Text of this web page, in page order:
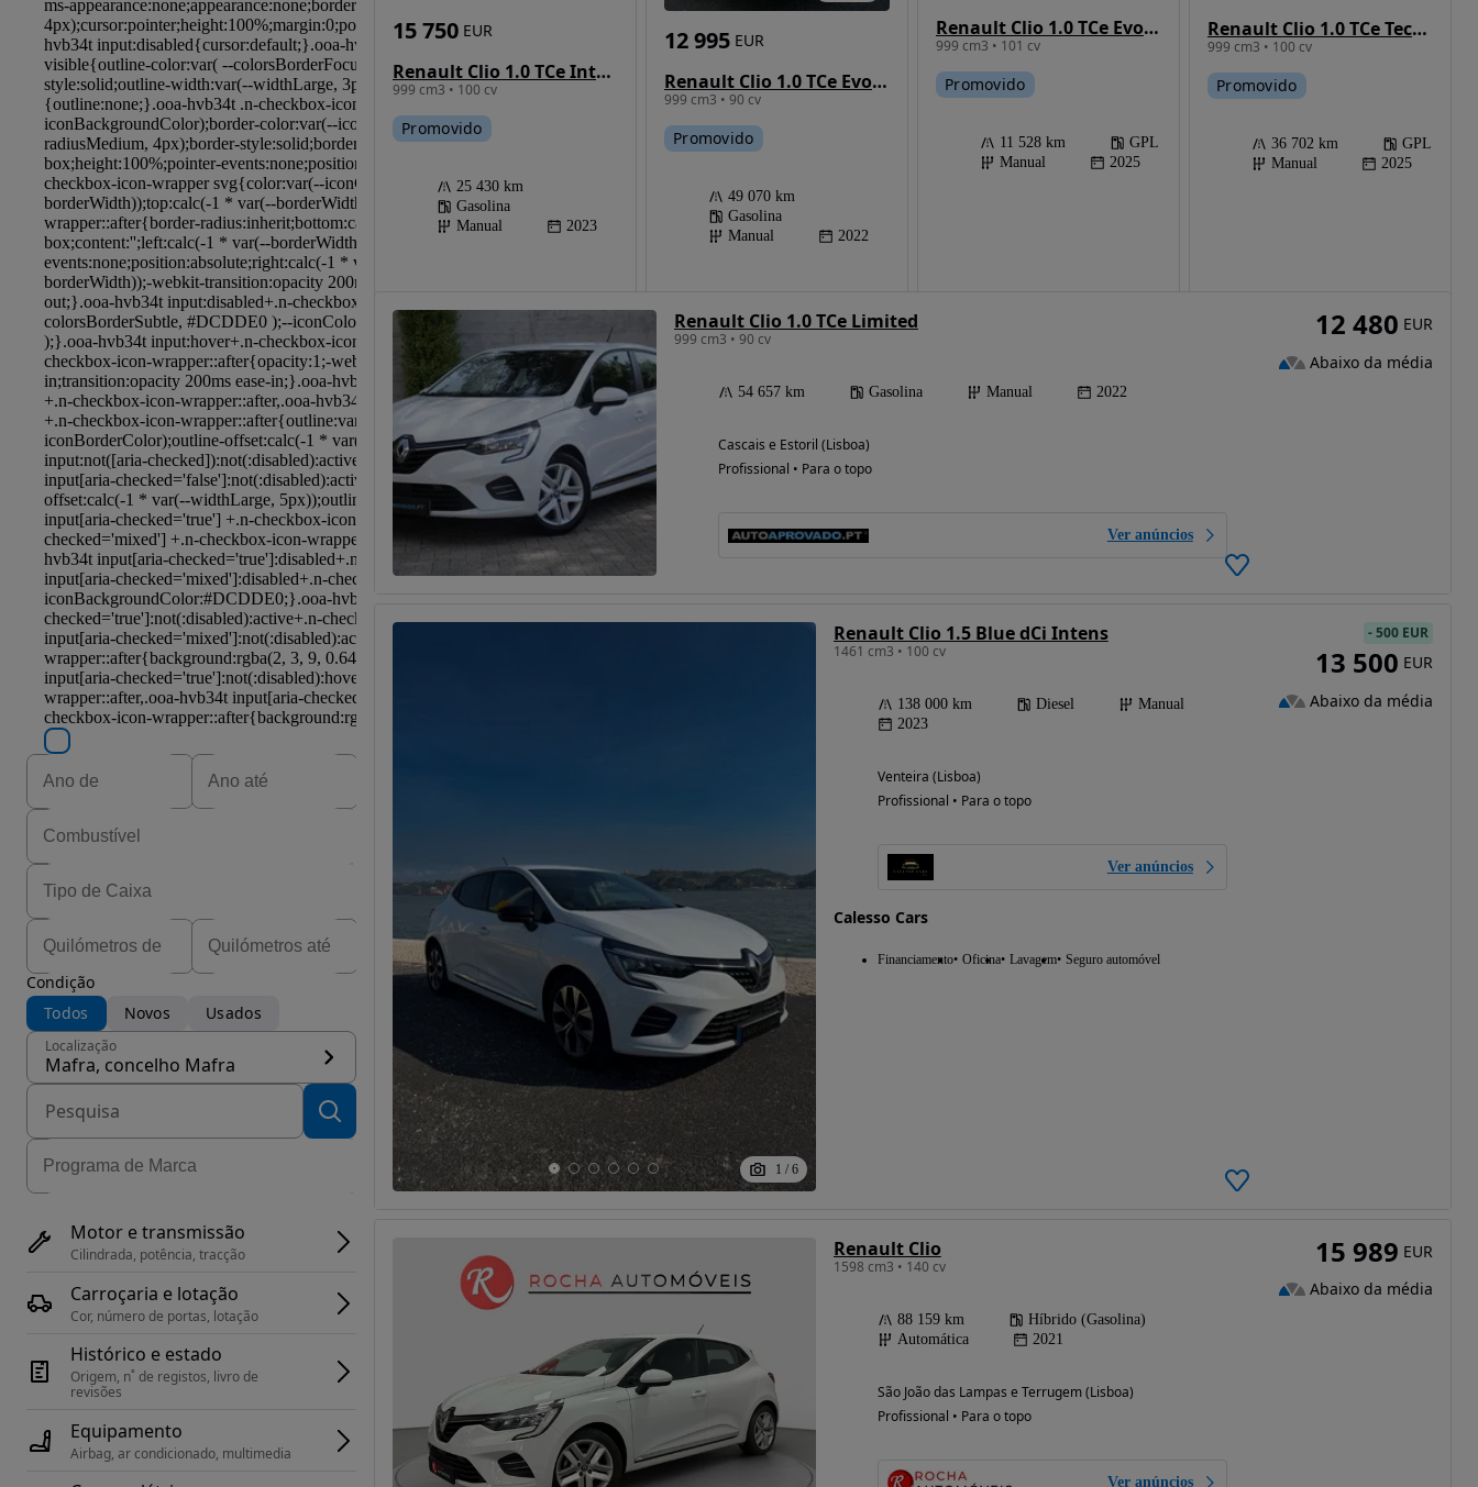
Condição
Todos
Novos Usados
Localização
Mafra, concelho Mafra
Motor e transmissão
Cilindrada, potência, tracção
Carroçaria e lotação
Cor, número de portas, lotação
Histórico e estado
Origem, n˚ de registos, livro de
revisões
Equipamento
Airbag, ar condicionado, multimedia
Renault Clio 1.0 TCe Intens
999 cm3 • 100 cv
15 750 EUR
Promovido
25 430 km
Gasolina
Manual
2023
Renault Clio 1.0 TCe Evolution
999 cm3 • 90 cv
12 995 EUR
Promovido
49 070 km
Gasolina
Manual
2022
Renault Clio 1.0 TCe Evolution Bi-Fuel
999 cm3 • 101 cv
Promovido
11 528 km
GPL
Manual
2025
Renault Clio 1.0 TCe Techno Bi-Fuel
999 cm3 • 100 cv
Promovido
36 702 km
GPL
Manual
2025
Renault Clio 1.0 TCe Limited
999 cm3 • 90 cv
54 657 km Gasolina Manual 2022
Cascais e Estoril (Lisboa)
Profissional • Para o topo
Ver anúncios
12 480 EUR
Abaixo da média
1 / 6
Renault Clio 1.5 Blue dCi Intens
1461 cm3 • 100 cv
138 000 km Diesel
Manual
2023
Venteira (Lisboa)
Profissional • Para o topo
Ver anúncios
Calesso Cars
Financiamento Oficina Lavagem Seguro automóvel
-500 EUR
13 500 EUR
Abaixo da média
Renault Clio
1598 cm3 • 140 cv
88 159 km
Híbrido (Gasolina)
Automática
2021
São João das Lampas e Terrugem (Lisboa)
Profissional • Para o topo
Ver anúncios
15 989 EUR
Abaixo da média